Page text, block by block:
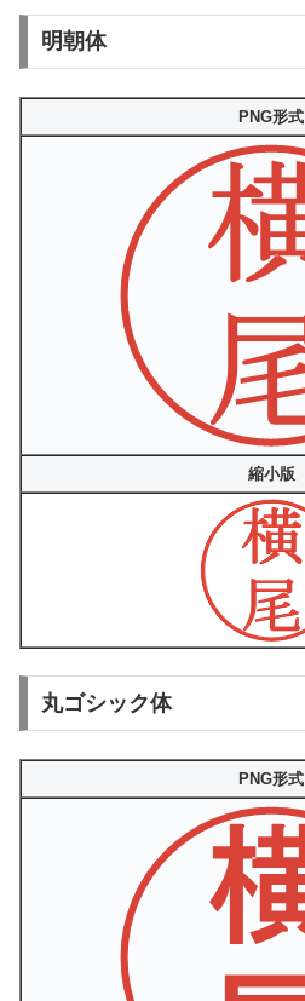
明朝体
PNG形式
縮小版
丸ゴシック体
PNG形式